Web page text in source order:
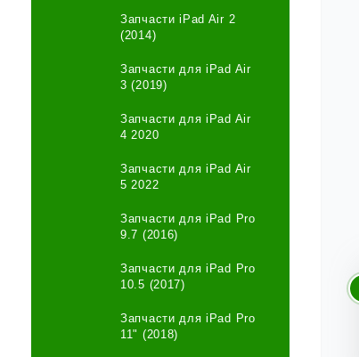
Запчасти iPad Air 2
(2014)
Запчасти для iPad Air
3 (2019)
Запчасти для iPad Air
4 2020
Запчасти для iPad Air
5 2022
Запчасти для iPad Pro
9.7 (2016)
Запчасти для iPad Pro
10.5 (2017)
Запчасти для iPad Pro
11" (2018)